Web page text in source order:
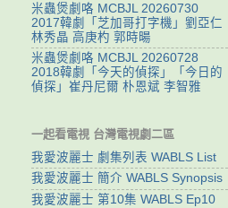
米蟲煲劇咯 MCBJL 20260730
2017韓劇「芝加哥打字機」劉亞仁
林秀晶 高庚杓 郭時暘
米蟲煲劇咯 MCBJL 20260728
2018韓劇「今天的偵探」「今日的
偵探」崔丹尼爾 朴恩斌 李智雅
一起看電視 台灣電視劇二區
我愛波麗士 劇集列表 WABLS List
我愛波麗士 簡介 WABLS Synopsis
我愛波麗士 第10集 WABLS Ep10